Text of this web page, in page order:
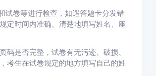
试卷等进行检查，如遇答题卡分发错
定时间内准确、清楚地填写姓名、座
码是否完整，试卷有无污迹、破损、
考生在试卷规定的地方填写自己的姓